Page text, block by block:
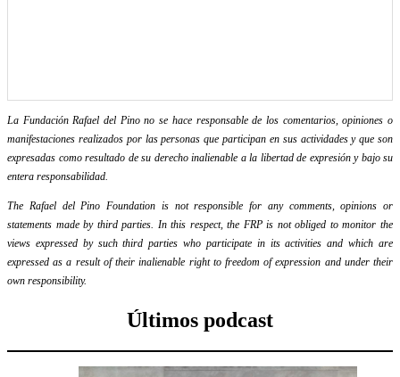
La Fundación Rafael del Pino no se hace responsable de los comentarios, opiniones o
manifestaciones realizados por las personas que participan en sus actividades y que son
expresadas como resultado de su derecho inalienable a la libertad de expresión y bajo su
entera responsabilidad.
The Rafael del Pino Foundation is not responsible for any comments, opinions or
statements made by third parties. In this respect, the FRP is not obliged to monitor the
views expressed by such third parties who participate in its activities and which are
expressed as a result of their inalienable right to freedom of expression and under their
own responsibility.
Últimos podcast